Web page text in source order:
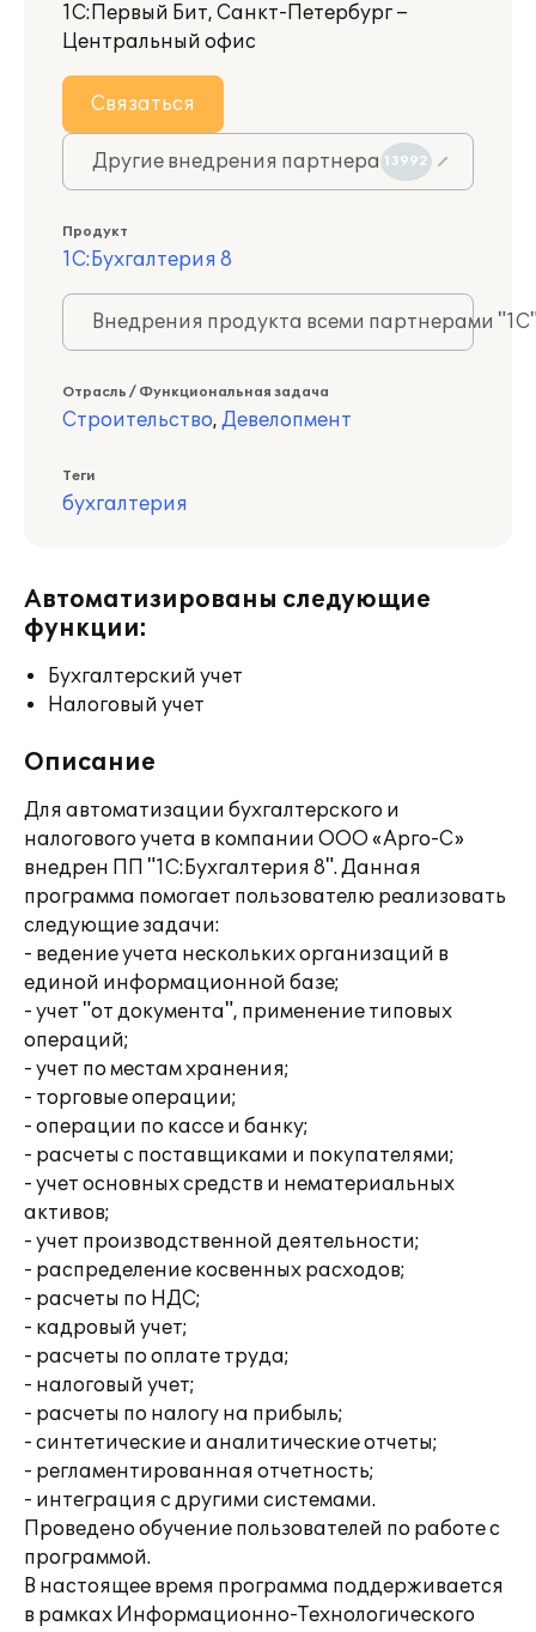
1С:Первый Бит, Санкт-Петербург –
Центральный офис
Связаться
Другие внедрения партнера 13992
Продукт
1С:Бухгалтерия 8
Внедрения продукта всеми партнерами
Отрасль / Функциональная задача
Строительство, Девелопмент
Теги
бухгалтерия
Автоматизированы следующие
функции:
Бухгалтерский учет
Налоговый учет
Описание
Для автоматизации бухгалтерского и
налогового учета в компании ООО «Арго-С»
внедрен ПП "1С:Бухгалтерия 8". Данная
программа помогает пользователю реализовать
следующие задачи:
- ведение учета нескольких организаций в
единой информационной базе;
- учет "от документа", применение типовых
операций;
- учет по местам хранения;
- торговые операции;
- операции по кассе и банку;
- расчеты с поставщиками и покупателями;
- учет основных средств и нематериальных
активов;
- учет производственной деятельности;
- распределение косвенных расходов;
- расчеты по НДС;
- кадровый учет;
- расчеты по оплате труда;
- налоговый учет;
- расчеты по налогу на прибыль;
- синтетические и аналитические отчеты;
- регламентированная отчетность;
- интеграция с другими системами.
Проведено обучение пользователей по работе с
программой.
В настоящее время программа поддерживается
в рамках Информационно-Технологического